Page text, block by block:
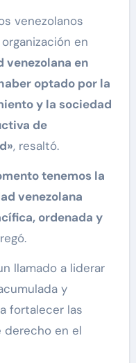
venezolanos
en
venezolana en
optado por la
y la sociedad
de
, resaltó.
tenemos la
venezolana
ordenada y
llamado a liderar
y
fortalecer las
en el